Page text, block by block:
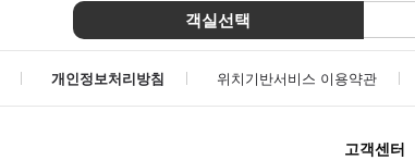
객실선택
개인정보처리방침 위치기반서비스 이용약관
고객센터